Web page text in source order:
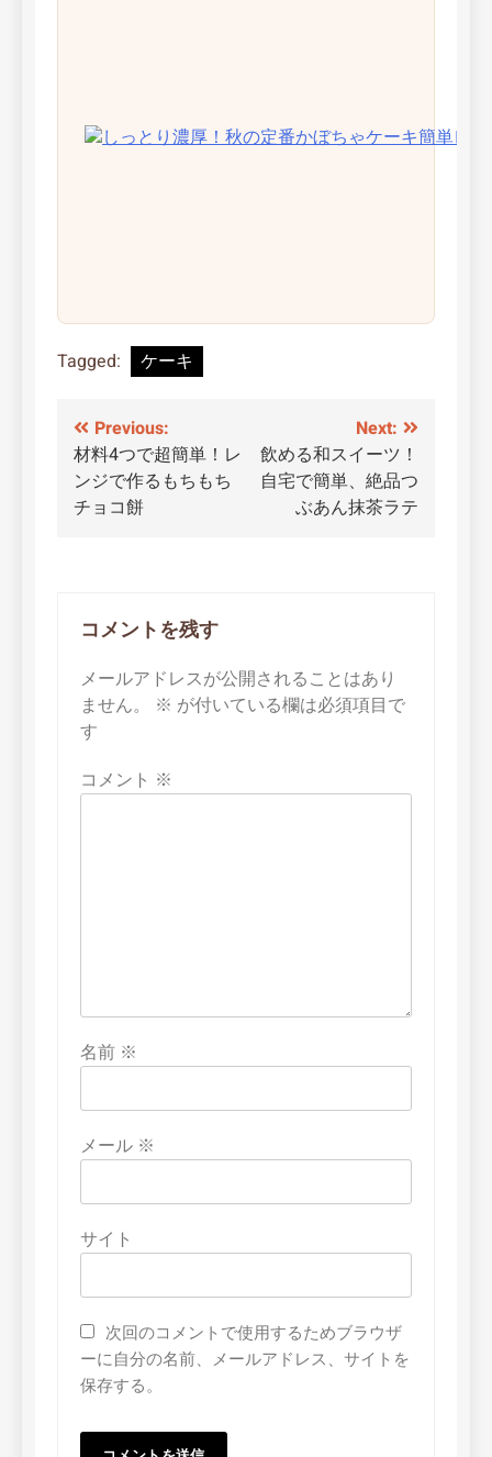
Tagged: ケーキ
投
稿
ナ
ー
シ
ョ
ン
Previous:
材料4つで超簡単！レ
ンジで作るもちもち
チョコ餅
Next:
飲める和スイーツ！
自宅で簡単、絶品つ
ぶあん抹茶ラテ
コメントを残す
メールアドレスが公開されることはあり
ません。
※ が付いている欄は必須項目で
す
コメント ※
名前 ※
メール ※
サイト
次回のコメントで使用するためブラウザ
ーに自分の名前、メールアドレス、サイトを
保存する。